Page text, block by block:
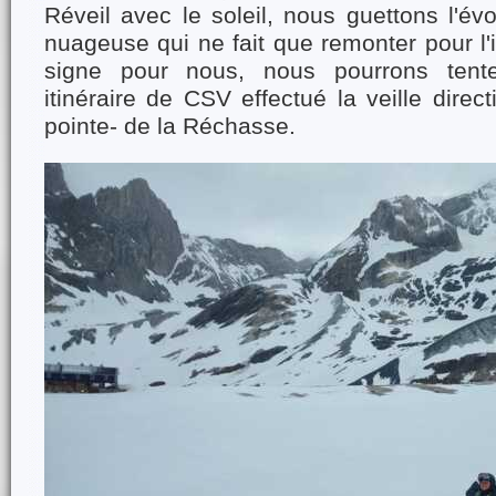
Réveil avec le soleil, nous guettons
nuageuse qui ne fait que remonter pour
signe pour nous, nous pourrons
itinéraire de CSV effectué la veille
pointe- de la Réchasse.